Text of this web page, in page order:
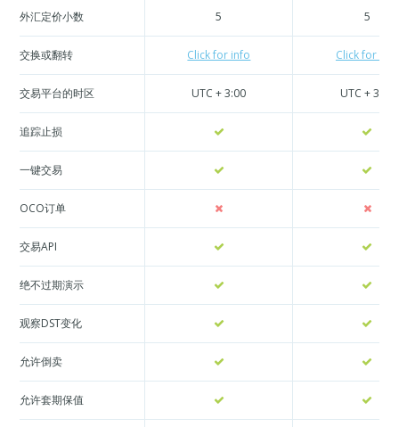
外汇定价小数 5 5
交换或翻转 Click for info Click for info
交易平台的时区 UTC + 3:00 UTC + 3:00
追踪止损
一键交易
OCO订单
交易API
绝不过期演示
观察DST变化
允许倒卖
允许套期保值